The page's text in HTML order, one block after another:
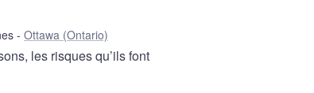
Ottawa (Ontario)
les risques qu’ils font